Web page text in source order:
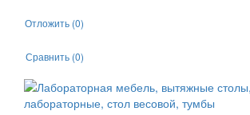
Отложить (0)
Сравнить (0)